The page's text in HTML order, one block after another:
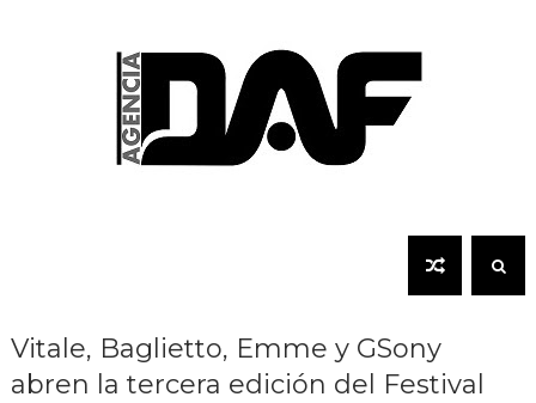
Vitale, Baglietto, Emme y GSony
abren la tercera edición del Festival